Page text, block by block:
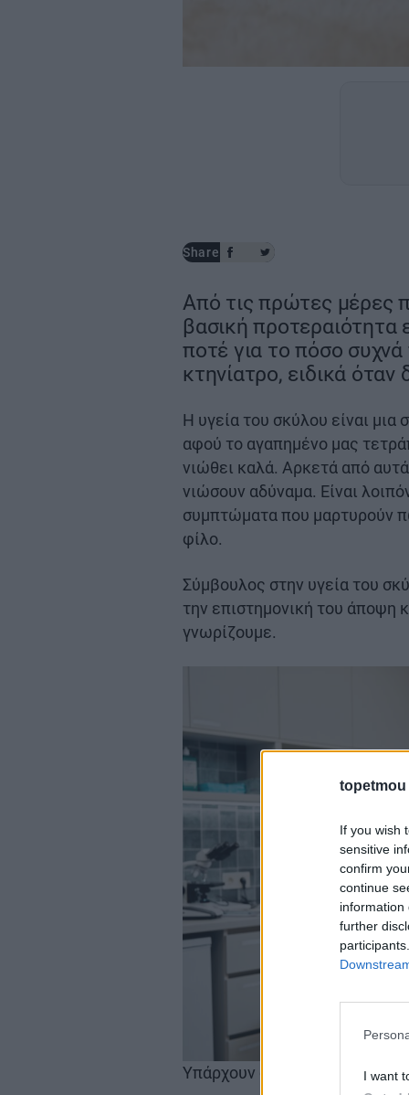
topetmou
If you wish
sensitive
confirm
continue
information
further
I want
Share
Από τις πρώτες μέρες
βασική προτεραιότητα
ποτέ για το πόσο συχνά
κτηνίατρο, ειδικά
Η υγεία του σκύλου είναι
αφού το αγαπημένο μας
νιώθει καλά. Αρκετά από
νιώσουν αδύναμα. Είναι
συμπτώματα που μαρτυρούν
φίλο.
Σύμβουλος στην υγεία του
την επιστημονική του άποψη
γνωρίζουμε.
Υπάρχουν οι